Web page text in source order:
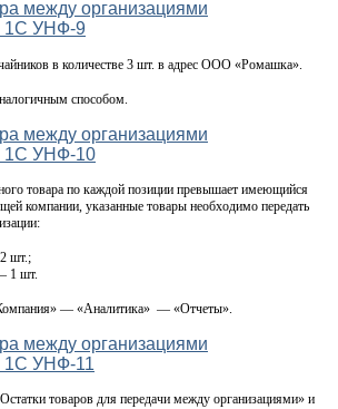
в количестве 3 шт. в адрес ООО «Ромашка».
способом.
товара по каждой позиции превышает имеющийся
компании, указанные товары необходимо передать
шт.;
1 шт.
— «Аналитика» — «Отчеты».
товаров для передачи между организациями» и